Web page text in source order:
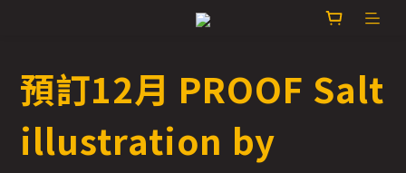
預訂12月 PROOF Salt
illustration by